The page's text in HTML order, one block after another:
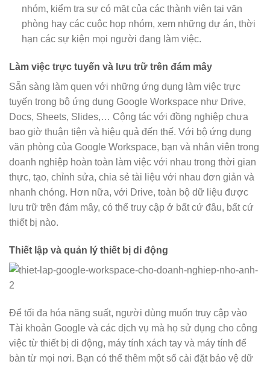
nhóm, kiểm tra sự có mặt của các thành viên tại văn
phòng hay các cuộc họp nhóm, xem những dự án, thời
hạn các sự kiện mọi người đang làm việc.
Làm việc trực tuyến và lưu trữ trên đám mây
Sẵn sàng làm quen với những ứng dụng làm việc trực
tuyến trong bộ ứng dụng Google Workspace như Drive,
Docs, Sheets, Slides,… Cộng tác với đồng nghiệp chưa
bao giờ thuận tiện và hiệu quả đến thế. Với bộ ứng dụng
văn phòng của Google Workspace, bạn và nhân viên trong
doanh nghiệp hoàn toàn làm việc với nhau trong thời gian
thực, tạo, chỉnh sửa, chia sẻ tài liệu với nhau đơn giản và
nhanh chóng. Hơn nữa, với Drive, toàn bộ dữ liệu được
lưu trữ trên đám mây, có thể truy cập ở bất cứ đâu, bất cứ
thiết bị nào.
Thiết lập và quản lý thiết bị di động
Để tối đa hóa năng suất, người dùng muốn truy cập vào
Tài khoản Google và các dịch vụ mà họ sử dụng cho công
việc từ thiết bị di động, máy tính xách tay và máy tính để
bàn từ mọi nơi. Bạn có thể thêm một số cài đặt bảo vệ dữ